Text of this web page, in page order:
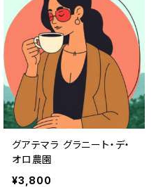
グアテマラ グラニート・デ・
オロ農園
¥3,800